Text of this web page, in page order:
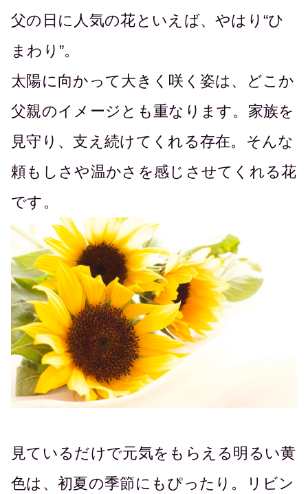
父の日に人気の花といえば、やはり“ひ
まわり”。
太陽に向かって大きく咲く姿は、どこか
父親のイメージとも重なります。家族を
見守り、支え続けてくれる存在。そんな
頼もしさや温かさを感じさせてくれる花
です。
見ているだけで元気をもらえる明るい黄
色は、初夏の季節にもぴったり。リビン